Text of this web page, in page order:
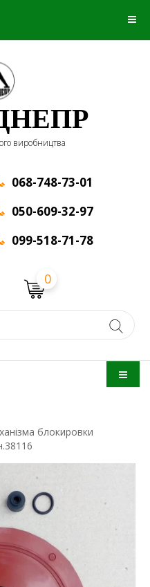
виробництва
068-748-73-01
050-609-32-97
099-518-71-78
0
блокировки